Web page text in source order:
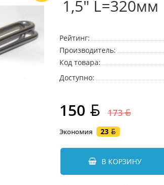
1,5" L=320мм
Рейтинг:
Производитель:
Код товара:
Доступно:
150 173
Экономия 23
В КОРЗИНУ